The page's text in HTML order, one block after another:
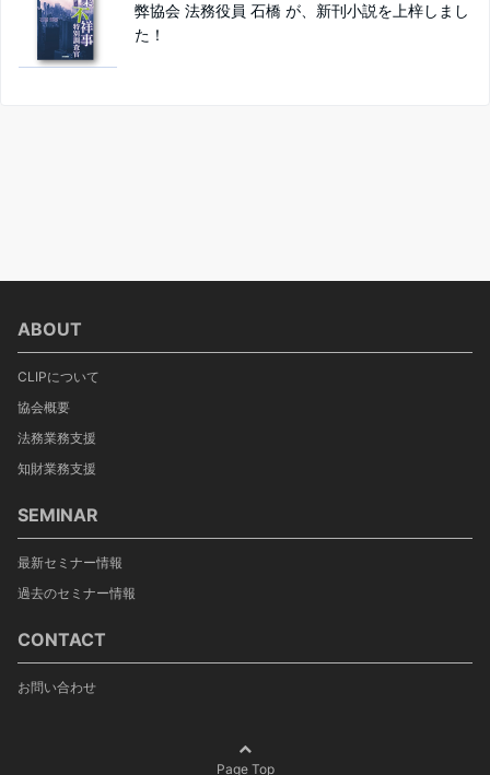
弊協会 法務役員 石橋 が、新刊小説を上梓しまし
た！
ABOUT
CLIPについて
協会概要
法務業務支援
知財業務支援
SEMINAR
最新セミナー情報
過去のセミナー情報
CONTACT
お問い合わせ
Page Top